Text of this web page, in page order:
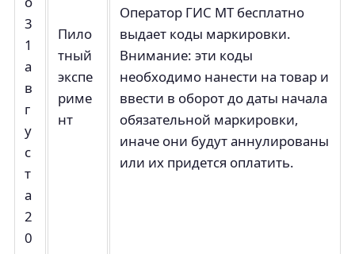
3
1
а
в
г
у
с
т
а
2
0
Пило
тный
экспе
риме
нт
Оператор ГИС МТ бесплатно
выдает коды маркировки.
Внимание: эти коды
необходимо нанести на товар и
ввести в оборот до даты начала
обязательной маркировки,
иначе они будут аннулированы
или их придется оплатить.